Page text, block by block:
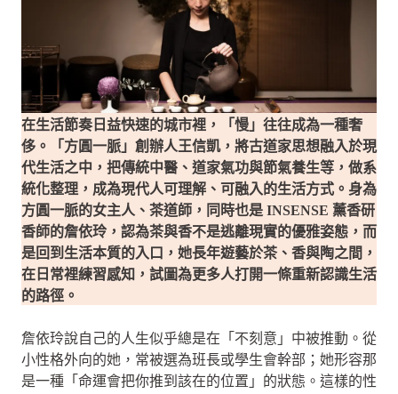
在生活節奏日益快速的城市裡，「慢」往往成為一種奢
侈。「方圓一脈」創辦人王信凱，將古道家思想融入於現
代生活之中，把傳統中醫、道家氣功與節氣養生等，做系
統化整理，成為現代人可理解、可融入的生活方式。身為
方圓一脈的女主人、茶道師，同時也是 INSENSE 薰香研
香師的詹依玲，認為茶與香不是逃離現實的優雅姿態，而
是回到生活本質的入口，她長年遊藝於茶、香與陶之間，
在日常裡練習感知，試圖為更多人打開一條重新認識生活
的路徑。
詹依玲說自己的人生似乎總是在「不刻意」中被推動。從
小性格外向的她，常被選為班長或學生會幹部；她形容那
是一種「命運會把你推到該在的位置」的狀態。這樣的性